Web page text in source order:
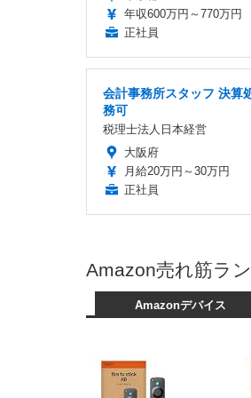
年収600万円～770万円
正社員
会計事務所スタッフ 決算
務可
税理士法人日本経営
大阪府
月給20万円～30万円
正社員
Amazon売れ筋ラ
Amazonデバイス